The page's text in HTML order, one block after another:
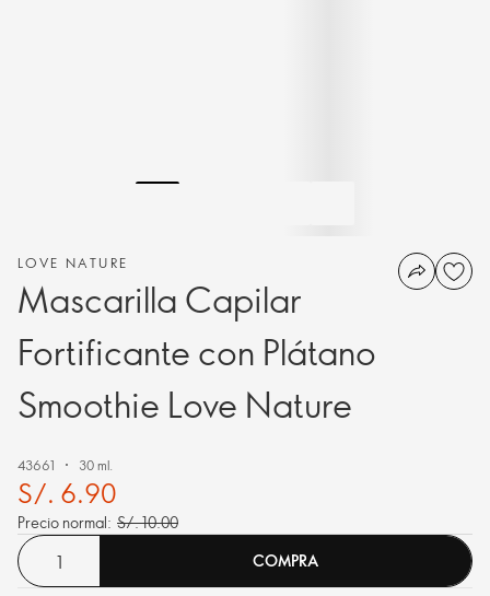
LOVE NATURE
Mascarilla Capilar
Fortificante con Plátano
Smoothie Love Nature
43661 30 ml.
S/. 6.90
Precio normal: S/. 10.00
COMPRA